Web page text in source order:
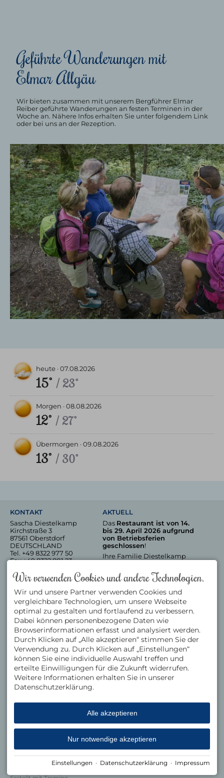
Geführte Wanderungen mit
Elmar Allgäu
Wir bieten zusammen mit unserem Bergführer Elmar
Reiber geführte Wanderungen an festen Terminen in der
Woche an. Nähere Infos erhalten Sie unter folgendem Link
oder bei uns an der Rezeption.
heute ·07.08.2026
15° / 23°
Morgen ·08.08.2026
12° / 27°
Übermorgen ·09.08.2026
13° / 30°
KONTAKT
Sascha Diestelkamp
Kirchstraße 3
87561 Oberstdorf
DEUTSCHLAND
Tel. +49 8322 977 50
Fax +49 8322 801 23
kachelofen.de
AKTUELL
Das Restaurant ist von 14.
bis 29. April 2026 aufgrund
von Betriebsferien
geschlossen!
Ihre Familie Diestelkamp
AUSZEICHNUNGEN
BEWERTUNGEN
Hotel Sascha's Kachelofen
auf HolidayCheck
Facebook
Wir verwenden Cookies und andere Technologien.
Wir und unsere Partner verwenden Cookies und
vergleichbare Technologien, um unsere Webseite
optimal zu gestalten und fortlaufend zu verbessern.
Dabei können personenbezogene Daten wie
Browserinformationen erfasst und analysiert werden.
Durch Klicken auf „Alle akzeptieren“ stimmen Sie der
Verwendung zu. Durch Klicken auf „Einstellungen“
können Sie eine individuelle Auswahl treffen und
erteilte Einwilligungen für die Zukunft widerrufen.
Weitere Informationen erhalten Sie in unserer
Datenschutzerklärung.
Alle akzeptieren
Nur notwendige akzeptieren
Einstellungen · Datenschutzerklärung · Impressum